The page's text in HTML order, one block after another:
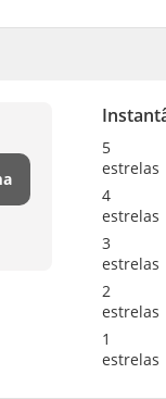
5
estrelas
4
estrelas
3
estrelas
2
estrelas
1
estrelas